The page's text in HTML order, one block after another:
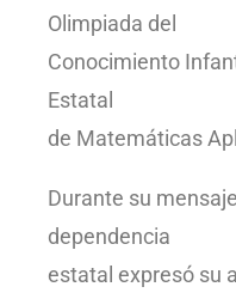
Olimpiada del
Conocimiento
Estatal
de Matemáticas
Durante su
dependencia
estatal expresó su